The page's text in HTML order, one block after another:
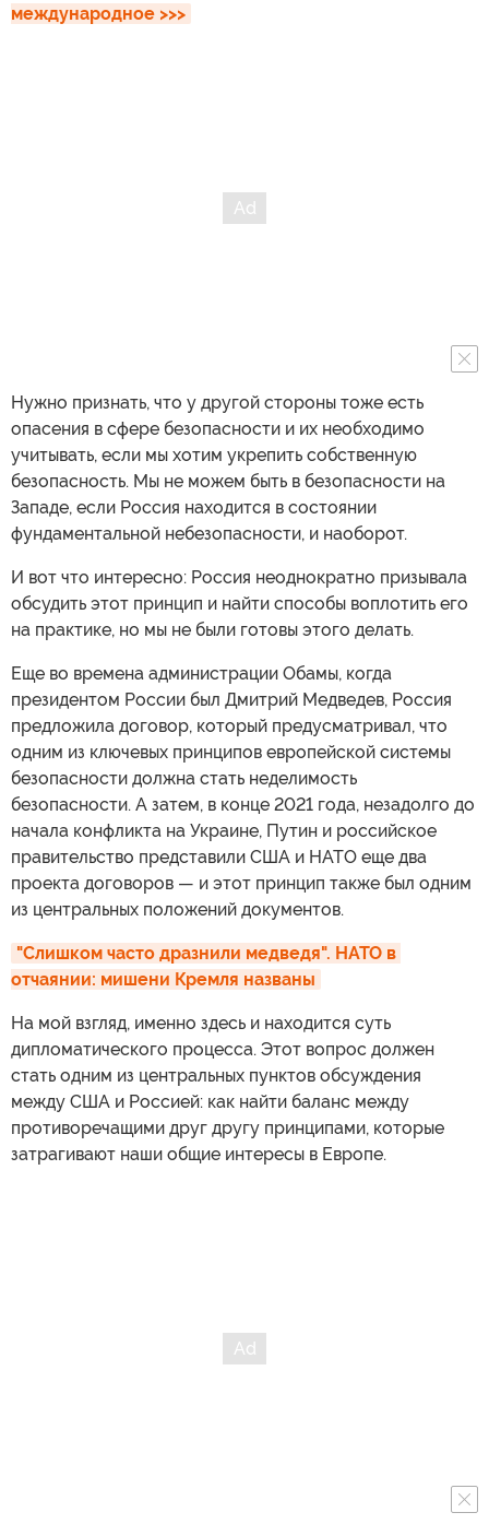
международное >>>
Нужно признать, что у другой стороны тоже есть
опасения в сфере безопасности и их необходимо
учитывать, если мы хотим укрепить собственную
безопасность. Мы не можем быть в безопасности на
Западе, если Россия находится в состоянии
фундаментальной небезопасности, и наоборот.
И вот что интересно: Россия неоднократно призывала
обсудить этот принцип и найти способы воплотить его
на практике, но мы не были готовы этого делать.
Еще во времена администрации Обамы, когда
президентом России был Дмитрий Медведев, Россия
предложила договор, который предусматривал, что
одним из ключевых принципов европейской системы
безопасности должна стать неделимость
безопасности. А затем, в конце 2021 года, незадолго до
начала конфликта на Украине, Путин и российское
правительство представили США и НАТО еще два
проекта договоров — и этот принцип также был одним
из центральных положений документов.
"Слишком часто дразнили медведя". НАТО в
отчаянии: мишени Кремля названы
На мой взгляд, именно здесь и находится суть
дипломатического процесса. Этот вопрос должен
стать одним из центральных пунктов обсуждения
между США и Россией: как найти баланс между
противоречащими друг другу принципами, которые
затрагивают наши общие интересы в Европе.